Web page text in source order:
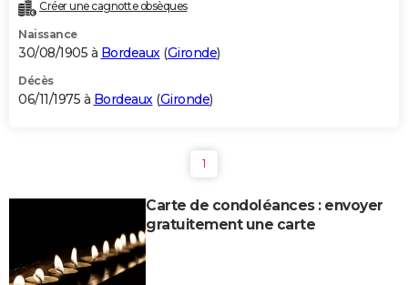
Créer une cagnotte obsèques
Naissance
30/08/1905 à Bordeaux(Gironde)
Décès
06/11/1975 à Bordeaux(Gironde)
1
Carte de condoléances : envoyer
gratuitement une carte